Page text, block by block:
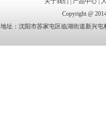
Copyright @
地址：沈阳市苏家屯区临湖街道新兴屯